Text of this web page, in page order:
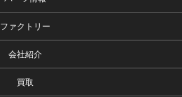
ファクトリー
会社紹介
買取